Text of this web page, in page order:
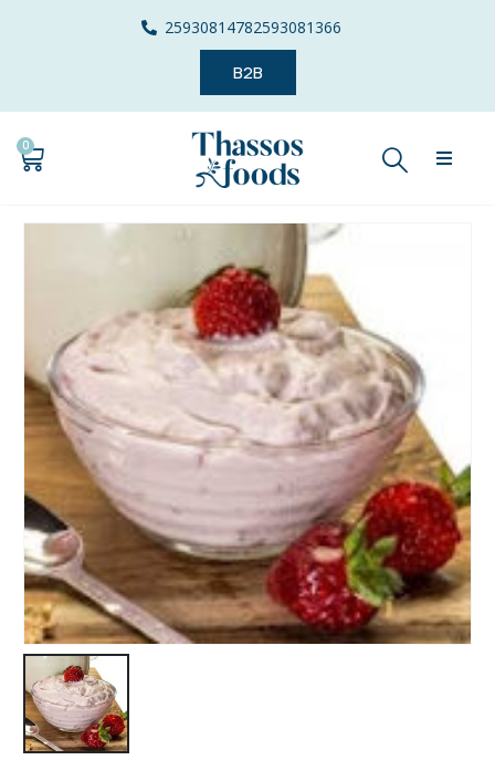
25930814782593081366
B2B
0